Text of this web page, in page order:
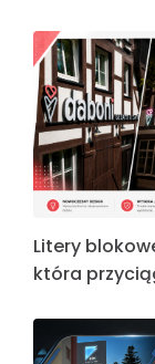
Litery
która